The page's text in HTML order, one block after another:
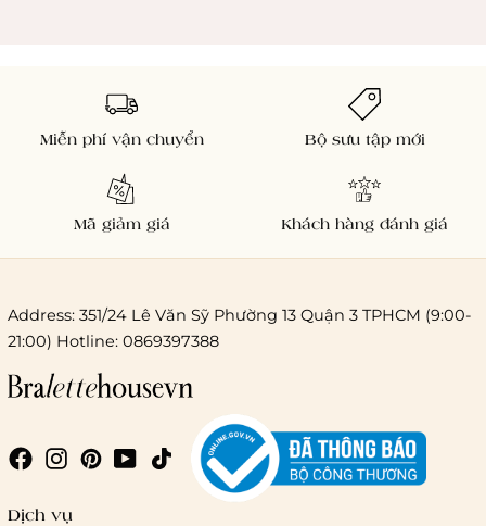
Chi phí giao hàng
Giao hàng trong ngày (hoả tốc)
Miễn phí vận chuyển Bộ sưu tập mới
Mã giảm giá Khách hàng đánh giá
Address: 351/24 Lê Văn Sỹ Phường 13 Quận 3 TPHCM (9:00-
21:00) Hotline: 0869397388
Dịch vụ